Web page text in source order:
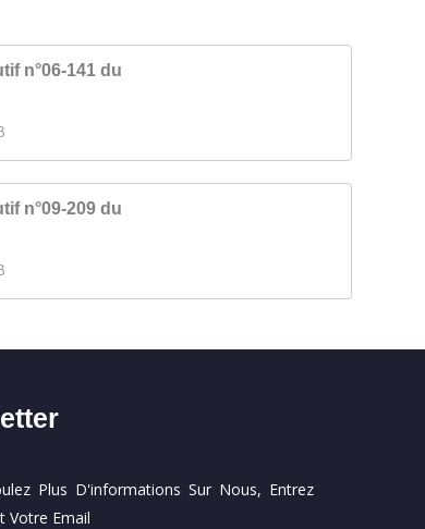
n°06-141 du
n°09-209 du
Plus D'informations Sur Nous, Entrez
Votre Email